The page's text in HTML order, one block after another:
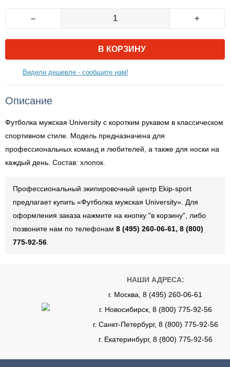
– +
В КОРЗИНУ
Видели дешевле - сообщите нам!
Описание
Футболка мужская University с коротким рукавом в классическом
спортивном стиле. Модель предназначена для
профессиональных команд и любителей, а также для носки на
каждый день. Состав: хлопок.
Профессиональный экипировочный центр Ekip-sport
предлагает купить «Футболка мужская University». Для
оформления заказа нажмите на кнопку "в корзину", либо
позвоните нам по телефонам 8 (495) 260-06-61, 8 (800)
775-92-56
НАШИ АДРЕСА:
г. Москва, 8 (495) 260-06-61
г. Новосибирск, 8 (800) 775-92-56
г. Санкт-Петербург, 8 (800) 775-92-56
г. Екатеринбург, 8 (800) 775-92-56